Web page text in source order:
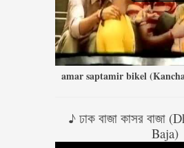
amar saptamir bikel
♪ ঢাক বাজা কাসর বাজা
Baja)